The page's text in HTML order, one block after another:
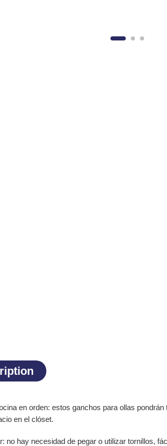
en orden: estos ganchos para ollas
en el clóset.
no hay necesidad de pegar o utilizar tornillos,